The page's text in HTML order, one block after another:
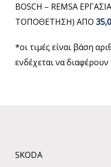
BOSCH – REMSA
ΤΟΠΟΘΕΤΗΣΗ) ΑΠΟ
*οι τιμές είναι βάση
ενδέχεται να
SKODA